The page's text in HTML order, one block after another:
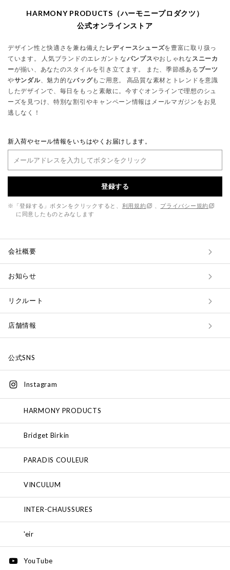
HARMONY PRODUCTS（ハーモニープロダクツ）
公式オンラインストア
デザイン性と快適さを兼ね備えた レディースシューズを豊富に取り扱っ
ています。 人気ブランドのエレガントなパンプスやおしゃれな スニーカ
ーが揃い、あなたのスタイルを引き立てます。 また、季節感ある ブーツ
やサンダル、魅力的なバッグもご用意。 高品質な素材とトレンドを意識
したデザインで、毎日をもっと素敵に。今すぐオンラインで理想のシュ
ーズを見つけ、特別な割引やキャンペーン情報はメールマガジンをお見
逃しなく！
新入荷やセール情報をいちはやくお届けします。
登録する
※「登録する」ボタンをクリックすると、 利用規約
プライバシー規約
に同意したものとみなします
会社概要
お知らせ
リクルート
店舗情報
公式SNS
Instagram
HARMONY PRODUCTS
Bridget Birkin
PARADIS COULEUR
VINCULUM
INTER-CHAUSSURES
'eir
YouTube